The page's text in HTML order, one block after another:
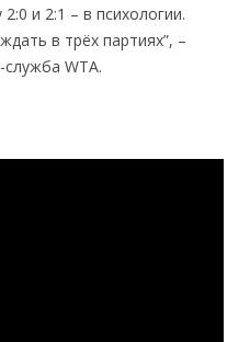
и 2:1 – в психологии.
в трёх партиях”, –
WTA.